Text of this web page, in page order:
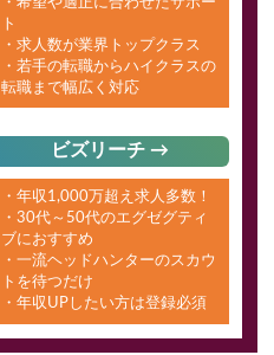
ト
・求人数が業界トップクラス
・若手の転職からハイクラスの
転職まで幅広く対応
ビズリーチ →
・年収1,000万超え求人多数！
・30代～50代のエグゼグティ
ブにおすすめ
・一流ヘッドハンターのスカウ
トを待つだけ
・年収UPしたい方は登録必須